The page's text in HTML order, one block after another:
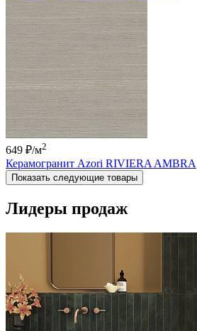
649 ₽/м2
Керамогранит Azori RIVIERA AMBRA
Показать следующие товары
Лидеры продаж